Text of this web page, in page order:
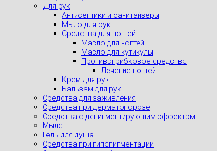
Для рук
Антисептики и санитайзеры
Мыло для рук
Средства для ногтей
Масло для ногтей
Масло для кутикулы
Противогрибковое средство
Лечение ногтей
Крем для рук
Бальзам для рук
Средства для заживления
Средства при дерматопорозе
Cредства с депигментирующим эффектом
Мыло
Гель для душа
Средства при гипопигментации